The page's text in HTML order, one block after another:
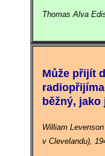
Thomas Alva
Může přijít
běžný, jako
William
v Clevelandu),